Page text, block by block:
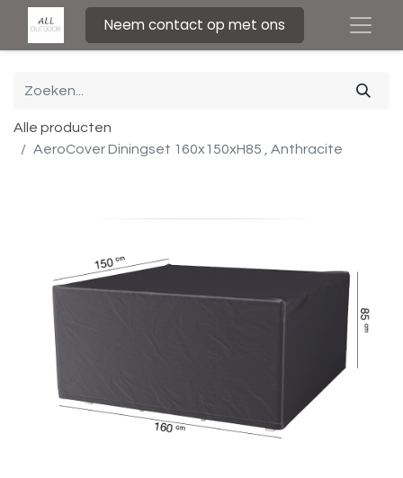
Neem contact op met ons
Alle producten
AeroCover Diningset 160x150xH85 , Anthracite